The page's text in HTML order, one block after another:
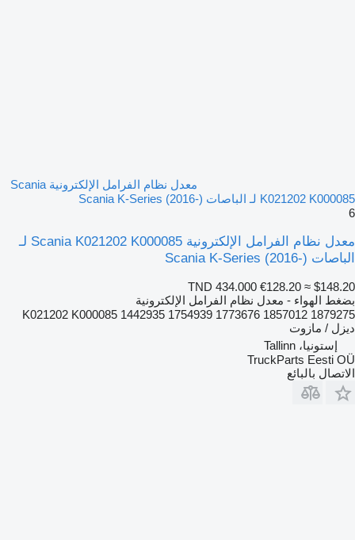
معدل نظام الفرامل الإلكترونية Scania
K021202 K000085 لـ الباصات Scania K-Series (2016-)
6
معدل نظام الفرامل الإلكترونية Scania K021202 K000085 لـ
الباصات Scania K-Series (2016-)
TND 434.000 €128.20 ≈ $148.20
بضغط الهواء - معدل نظام الفرامل الإلكترونية
K021202 K000085 1442935 1754939 1773676 1857012 1879275
ديزل / مازوت
إستونيا، Tallinn
TruckParts Eesti OÜ
الاتصال بالبائع